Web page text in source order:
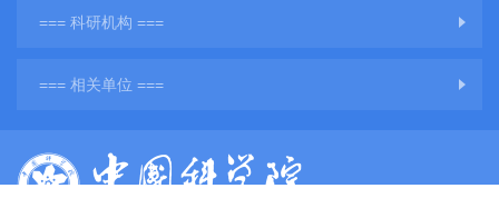
=== 科研机构 ===
=== 相关单位 ===